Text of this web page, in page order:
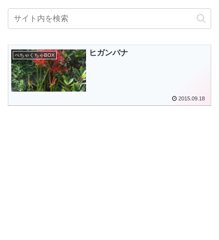
ぺちゃくちゃBOX ヒガンバナ
2015.09.18